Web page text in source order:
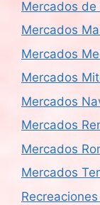
Mercados
Mercados
Mercados
Mercados
Mercados
Mercados
Mercados
Mercados